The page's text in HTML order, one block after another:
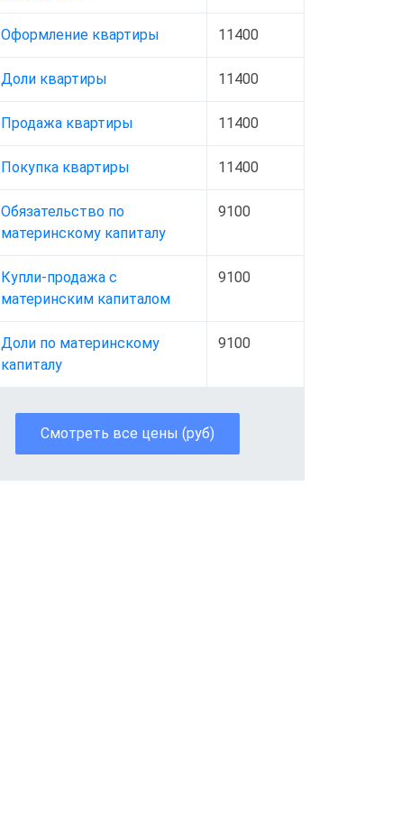
Оформление квартиры 11400
Доли квартиры 11400
Продажа квартиры 11400
Покупка квартиры 11400
Обязательство по
материнскому капиталу
9100
Купли-продажа с
материнским капиталом
9100
Доли по материнскому
капиталу
9100
Смотреть все цены (руб)